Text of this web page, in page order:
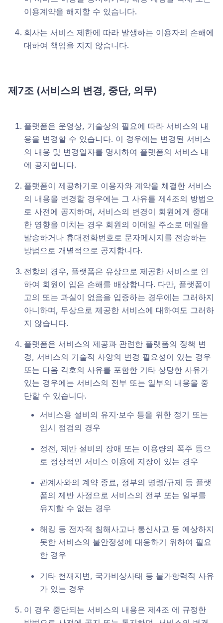
이용계약을 해지할 수 있습니다.
회사는 서비스 제한에 따라 발생하는 이용자의 손해에
대하여 책임을 지지 않습니다.
제7조 (서비스의 변경, 중단, 의무)
플랫폼은 운영상, 기술상의 필요에 따라 서비스의 내
용을 변경할 수 있습니다. 이 경우에는 변경된 서비스
의 내용 및 변경일자를 명시하여 플랫폼의 서비스 내
에 공지합니다.
플랫폼이 제공하기로 이용자와 계약을 체결한 서비스
의 내용을 변경할 경우에는 그 사유를 제4조의 방법으
로 사전에 공지하며, 서비스의 변경이 회원에게 중대
한 영향을 미치는 경우 회원의 이메일 주소로 메일을
발송하거나 휴대전화번호로 문자메시지를 전송하는
방법으로 개별적으로 공지합니다.
전항의 경우, 플랫폼은 유상으로 제공한 서비스로 인
하여 회원이 입은 손해를 배상합니다. 다만, 플랫폼이
고의 또는 과실이 없음을 입증하는 경우에는 그러하지
아니하며, 무상으로 제공한 서비스에 대하여도 그러하
지 않습니다.
플랫폼은 서비스의 제공과 관련한 플랫폼의 정책 변
경, 서비스의 기술적 사양의 변경 필요성이 있는 경우
또는 다음 각호의 사유를 포함한 기타 상당한 사유가
있는 경우에는 서비스의 전부 또는 일부의 내용을 중
단할 수 있습니다.
서비스용 설비의 유지·보수 등을 위한 정기 또는
임시 점검의 경우
정전, 제반 설비의 장애 또는 이용량의 폭주 등으
로 정상적인 서비스 이용에 지장이 있는 경우
관계사와의 계약 종료, 정부의 명령/규제 등 플랫
폼의 제반 사정으로 서비스의 전부 또는 일부를
유지할 수 없는 경우
해킹 등 전자적 침해사고나 통신사고 등 예상하지
못한 서비스의 불안정성에 대응하기 위하여 필요
한 경우
기타 천재지변, 국가비상사태 등 불가항력적 사유
가 있는 경우
이 경우 중단되는 서비스의 내용은 제4조 에 규정한